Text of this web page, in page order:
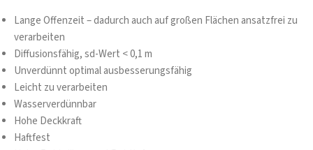
Lange Offenzeit – dadurch auch auf großen Flächen ansatzfrei zu
verarbeiten
Diffusionsfähig, sd-Wert < 0,1 m
Unverdünnt optimal ausbesserungsfähig
Leicht zu verarbeiten
Wasserverdünnbar
Hohe Deckkraft
Haftfest